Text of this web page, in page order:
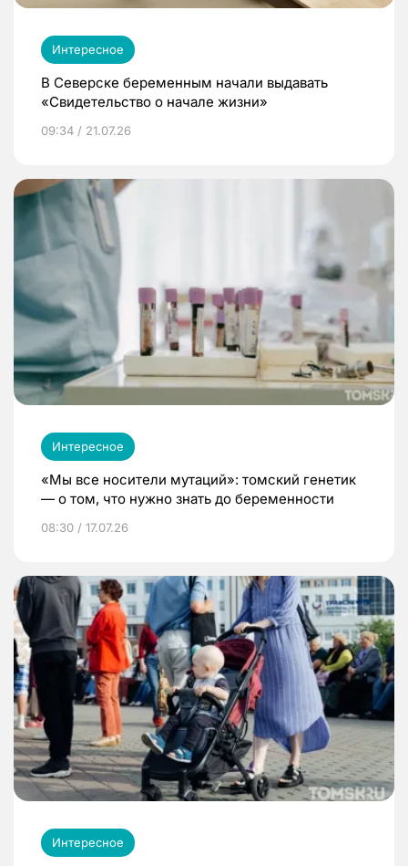
Интересное
В Северске беременным начали выдавать
«Свидетельство о начале жизни»
09:34 / 21.07.26
Интересное
«Мы все носители мутаций»: томский генетик
— о том, что нужно знать до беременности
08:30 / 17.07.26
Интересное